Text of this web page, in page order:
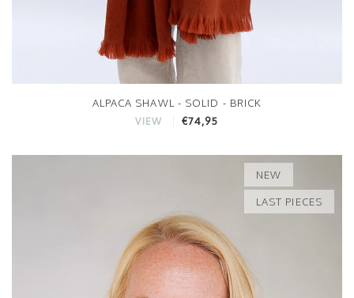
ALPACA SHAWL - SOLID - BRICK
VIEW €74,95
NEW
LAST PIECES